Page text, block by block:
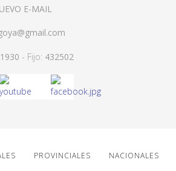
E-MAIL
- Fijo: 432502
PROVINCIALES NACIONALES